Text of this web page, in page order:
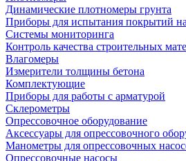
Динамические плотномеры грунта
Приборы для испытания покрытий
Системы мониторинга
Контроль качества строительных
Влагомеры
Измерители толщины бетона
Комплектующие
Приборы для работы с арматурой
Склерометры
Опрессовочное оборудование
Аксессуары для опрессовочного
Манометры для опрессовочных
Опрессовочные насосы